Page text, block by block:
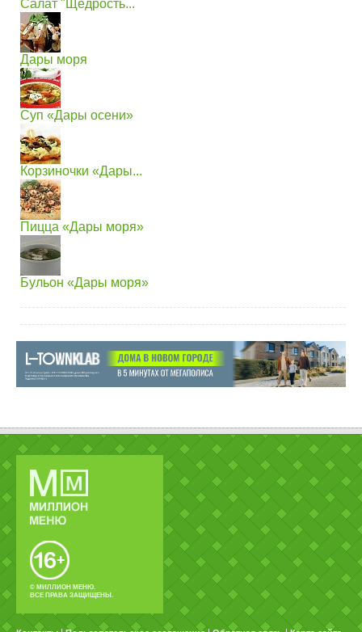
Салат "Щедрость...
Дары моря
Суп «Дары осени»
Корзиночки «Дары...
Пицца «Дары моря»
Бульон «Дары моря»
© МИЛЛИОН МЕНЮ.
ВСЕ ПРАВА ЗАЩИЩЕНЫ.